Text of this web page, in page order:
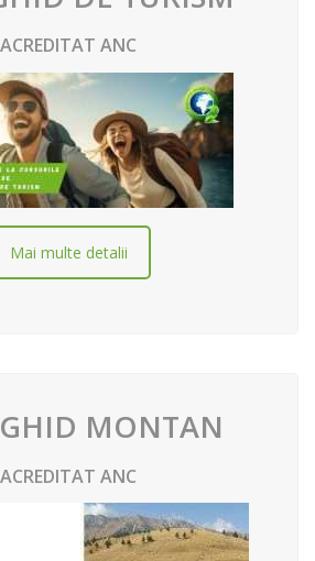
ACREDITAT ANC
Mai multe detalii
MONTAN
ACREDITAT ANC